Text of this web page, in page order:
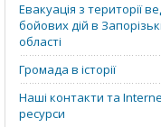
Евакуація з території
бойових дій в
області
Громада в історії
Наші контакти та
ресурси